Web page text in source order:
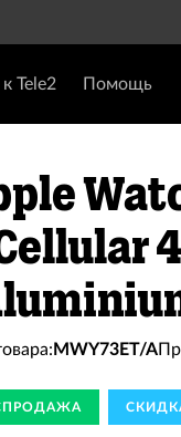
Tele2 Помощь
MWY73ET/A